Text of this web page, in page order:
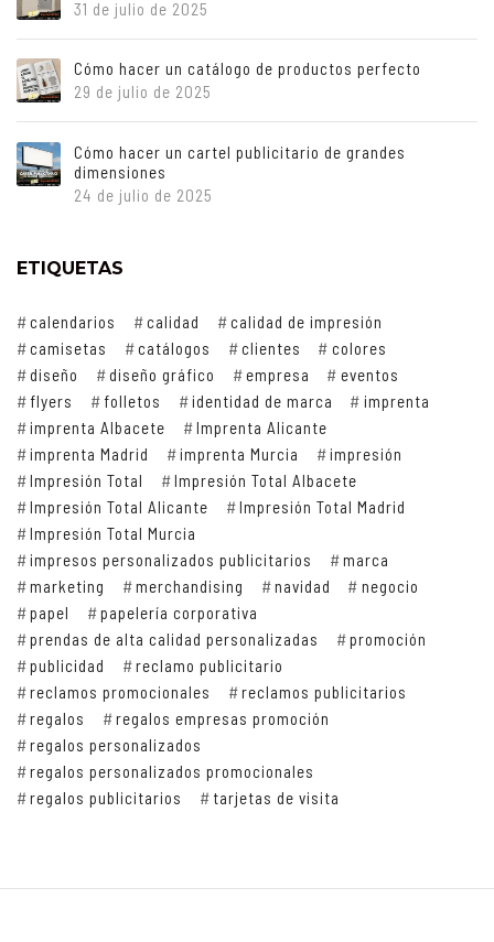
31 de julio de 2025
Cómo hacer un catálogo de productos perfecto
29 de julio de 2025
Cómo hacer un cartel publicitario de grandes
dimensiones
24 de julio de 2025
ETIQUETAS
calendarios calidad
calidad de impresión
camisetas
catálogos clientes
colores
diseño
diseño gráfico empresa
eventos
flyers
folletos identidad de marca
imprenta
imprenta Albacete
Imprenta Alicante
imprenta Madrid
imprenta Murcia
impresión
Impresión Total
Impresión Total Albacete
Impresión Total Alicante
Impresión Total Madrid
Impresión Total Murcia
impresos personalizados publicitarios
marca
marketing
merchandising navidad
negocio
papel
papelería corporativa
prendas de alta calidad personalizadas
promoción
publicidad
reclamo publicitario
reclamos promocionales
reclamos publicitarios
regalos
regalos empresas promoción
regalos personalizados
regalos personalizados promocionales
regalos publicitarios
tarjetas de visita